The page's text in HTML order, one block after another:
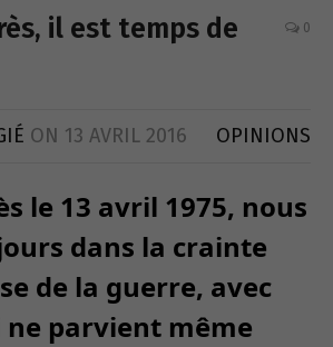
il est temps de
0
ON 13 AVRIL 2016 OPINIONS
le 13 avril 1975, nous
dans la crainte
de la guerre, avec
ne parvient même